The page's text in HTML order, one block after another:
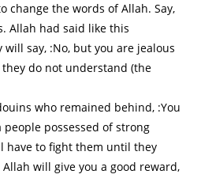
change the words of Allah. Say,
Allah had said like this
say, :No, but you are jealous
do not understand (the
who remained behind, :You
possessed of strong
have to fight them until they
will give you a good reward,